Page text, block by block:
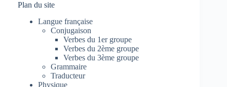
Plan du site
Langue française
Conjugaison
Verbes du 1er groupe
Verbes du 2ème groupe
Verbes du 3ème groupe
Grammaire
Traducteur
Physique